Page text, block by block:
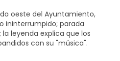
oeste del Ayuntamiento,
ininterrumpido; parada
leyenda explica que los
con su "música".